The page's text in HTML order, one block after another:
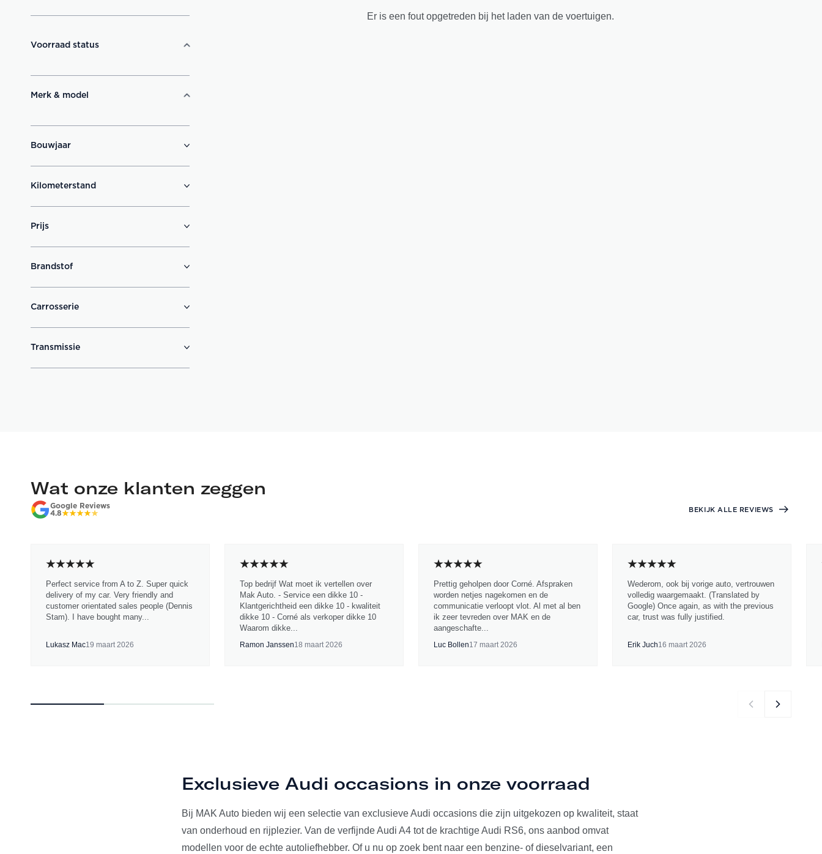
Voorraad status
Merk & model
Bouwjaar
Kilometerstand
Prijs
Brandstof
Carrosserie
Transmissie
Er is een fout opgetreden bij het laden van de voertuigen.
Wat onze klanten zeggen
Google Reviews
4.8
BEKIJK ALLE REVIEWS
Perfect service from A to Z. Super quick
delivery of my car. Very friendly and
customer orientated sales people (Dennis
Stam). I have bought many...
Lukasz Mac19 maart 2026
Top bedrijf Wat moet ik vertellen over
Mak Auto. - Service een dikke 10 -
Klantgerichtheid een dikke 10 - kwaliteit
dikke 10 - Corné als verkoper dikke 10
Waarom dikke...
Ramon Janssen18 maart 2026
Prettig geholpen door Corné. Afspraken
worden netjes nagekomen en de
communicatie verloopt vlot. Al met al ben
ik zeer tevreden over MAK en de
aangeschafte...
Luc Bollen17 maart 2026
Wederom, ook bij vorige auto, vertrouwen
volledig waargemaakt. (Translated by
Google) Once again, as with the previous
car, trust was fully justified.
Erik Juch16 maart 2026
Exclusieve Audi occasions in onze voorraad
Bij MAK Auto bieden wij een selectie van exclusieve Audi occasions die zijn uitgekozen op kwaliteit, staat
van onderhoud en rijplezier. Van de verfijnde Audi A4 tot de krachtige Audi RS6, ons aanbod omvat
modellen voor de echte autoliefhebber. Of u nu op zoek bent naar een benzine- of dieselvariant, een